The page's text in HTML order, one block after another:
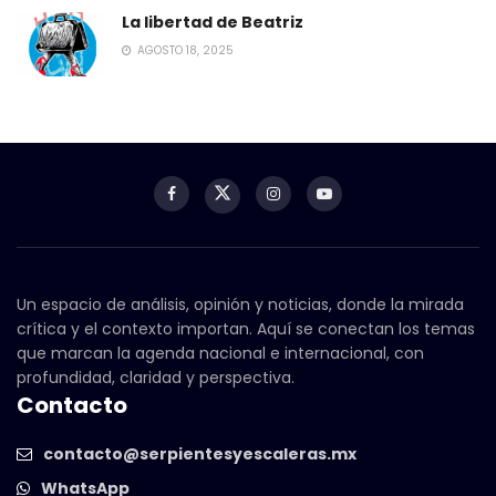
La libertad de Beatriz
AGOSTO 18, 2025
Un espacio de análisis, opinión y noticias, donde la mirada
crítica y el contexto importan. Aquí se conectan los temas
que marcan la agenda nacional e internacional, con
profundidad, claridad y perspectiva.
Contacto
contacto@serpientesyescaleras.mx
WhatsApp